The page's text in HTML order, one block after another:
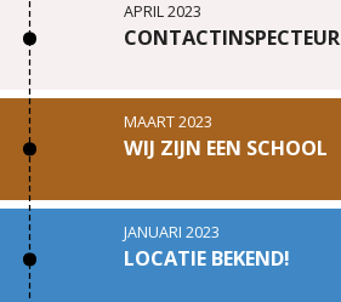
APRIL 2023
CONTACTINSPECTEUR
MAART 2023
WIJ ZIJN EEN SCHOOL
JANUARI 2023
LOCATIE BEKEND!